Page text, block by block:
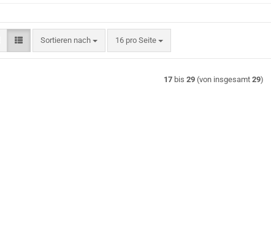
Sortieren nach
Sortieren nach 16 pro Seite
pro Seite
17bis 29(von insgesamt 29)